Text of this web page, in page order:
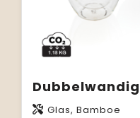
Glas, Bamboe